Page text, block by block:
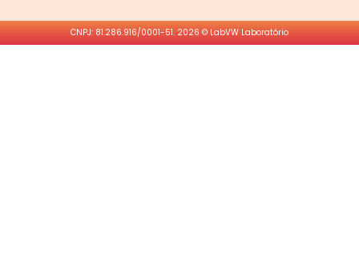
CNPJ: 81.286.916/0001-51. 2026 © LabVW Laboratório